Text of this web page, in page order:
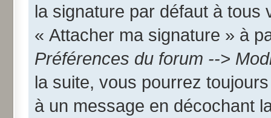
la signature par défaut à tous
« Attacher ma signature » à
Préférences du forum -->
la suite, vous pourrez
à un message en décochant